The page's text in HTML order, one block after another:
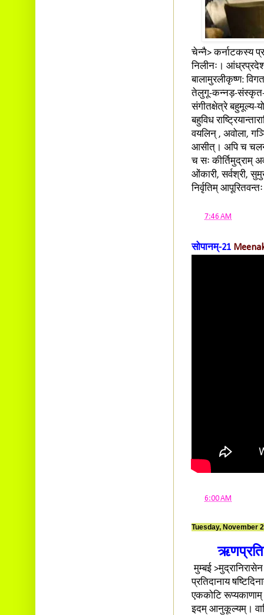
चेन्नै> कर्नाटकस्य
निलीनः।
बालामुरलीकृष्ण:
तेलुगू-कन्नड़-संस्कृत-
संगीतक्षेत्रे बहुमूल्य-
बहुविध
वयलिन् , अवोला,
आसीत्। अपि च
च सः कीर्तिमुद्राम्
ओंकारी, सर्वश्री,
निर्वृतिम्
7:46 AM
सोपानम्-21
6:00 AM
Tuesday, November
मुम्बई
प्रतिदानाय
एककोटि रूप्यकाणाम्
इदम् आनुकूल्यम्।